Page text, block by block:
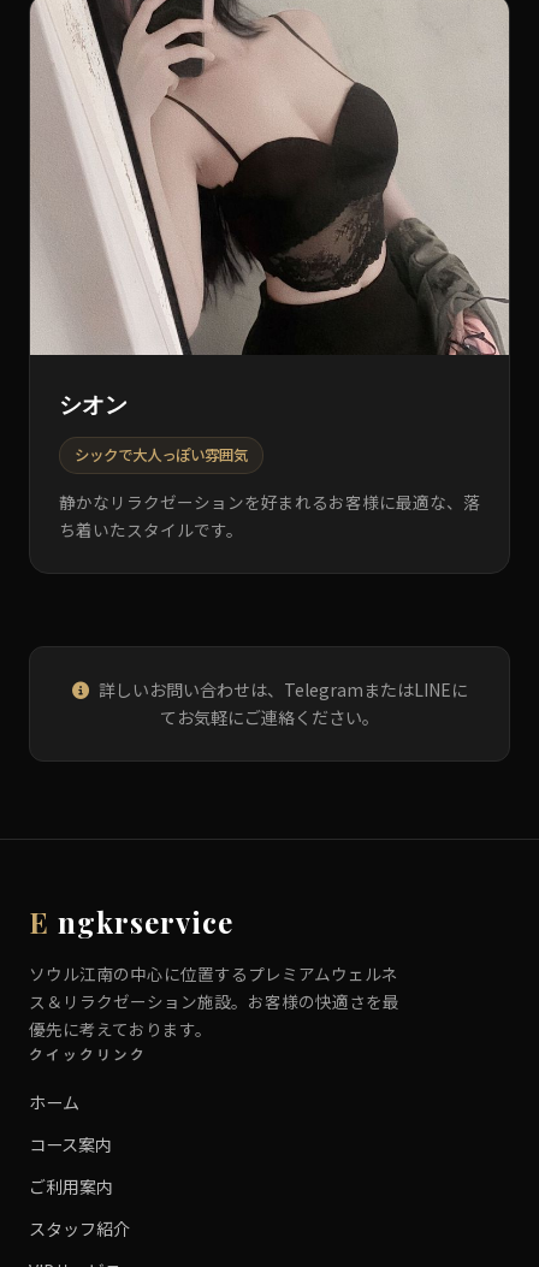
シオン
シックで大人っぽい雰囲気
静かなリラクゼーションを好まれるお客様に最適な、落
ち着いたスタイルです。
詳しいお問い合わせは、TelegramまたはLINEに
てお気軽にご連絡ください。
E ngkrservice
ソウル江南の中心に位置するプレミアムウェルネ
ス＆リラクゼーション施設。お客様の快適さを最
優先に考えております。
クイックリンク
ホーム
コース案内
ご利用案内
スタッフ紹介